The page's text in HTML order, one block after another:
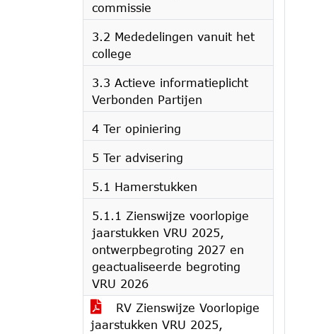
commissie
3.2 Mededelingen vanuit het
college
3.3 Actieve informatieplicht
Verbonden Partijen
4 Ter opiniering
5 Ter advisering
5.1 Hamerstukken
5.1.1 Zienswijze voorlopige
jaarstukken VRU 2025,
ontwerpbegroting 2027 en
geactualiseerde begroting
VRU 2026
RV Zienswijze Voorlopige
jaarstukken VRU 2025,